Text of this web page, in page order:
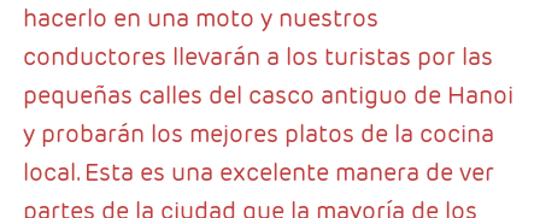
hacerlo en una moto y nuestros
conductores llevarán a los turistas por las
pequeñas calles del casco antiguo de Hanoi
y probarán los mejores platos de la cocina
local. Esta es una excelente manera de ver
partes de la ciudad que la mayoría de los